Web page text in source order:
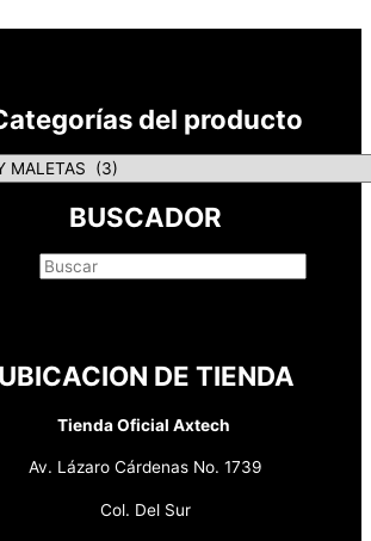
del producto
BUSCADOR
UBICACION DE TIENDA
Tienda Oficial Axtech
Av. Lázaro Cárdenas No. 1739
Col. Del Sur